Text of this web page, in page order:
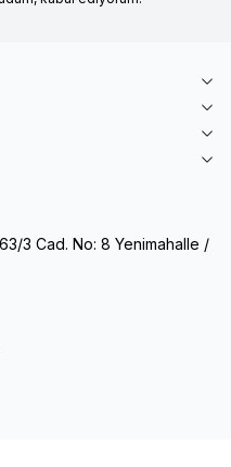
3 Cad. No: 8 Yenimahalle /